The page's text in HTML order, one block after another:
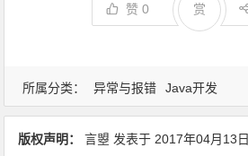
赞0 赏
所属分类： 异常与报错 Java开发
版权声明： 言曌 发表于 2017年04月13日